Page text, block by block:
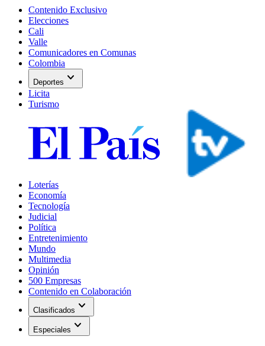
Contenido Exclusivo
Elecciones
Cali
Valle
Comunicadores en Comunas
Colombia
Deportes expand_more
Licita
Turismo
Loterías
Economía
Tecnología
Judicial
Política
Entretenimiento
Mundo
Multimedia
Opinión
500 Empresas
Contenido en Colaboración
Clasificados expand_more
Especiales expand_more